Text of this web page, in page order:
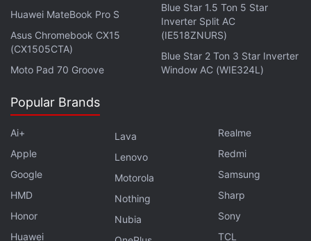
புதுப்புது தொழில்நுட்ப
பற்றிய விமர்சனங்கள் எல்லாவற்றையும் உடனுக்குடன் தமிழில் பெற
பேஸ்புக்
மற்றும் ட்விட்டர் NDTV Tamilஐ பின் தொடருங்கள்.
Huawei MateBook Pro S
Asus Chromebook CX15
(CX1505CTA)
Moto Pad 70 Groove
Blue Star 1.5 Ton 5 Star
Inverter Split AC
(IE518ZNURS)
Blue Star 2 Ton 3 Star Inverter
Window AC (WIE324L)
Popular Brands
Ai+
Apple
Google
HMD
Honor
Huawei
Lava
Lenovo
Motorola
Nothing
Nubia
Realme
Redmi
Samsung
Sharp
Sony
TCL